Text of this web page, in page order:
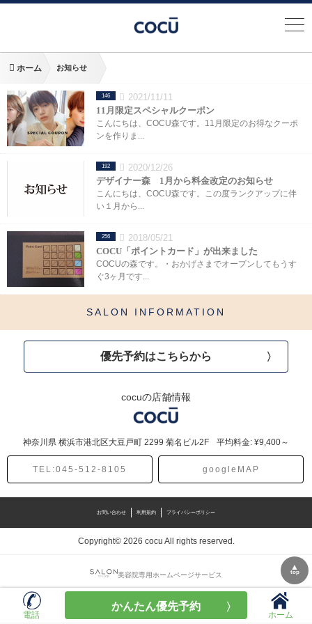
ホーム お知らせ
146
2021/11/11
11月限定スペシャルクーポン
こんにちは、COCU森です。11月限定のお得なクーポ
ンを作りま...
192
2020/12/26
デザイナー森 1月から料金改定のお知らせ
こんにちは、COCU森です。この度ランクアップに伴
い１月から...
256
2018/05/21
COCU「ポイントカード」が出来ました
COCUの森です。・おかげさまでオープンしてもうす
ぐ3ヶ月です...
SALON INFORMATION
優先予約はこちらから
cocuの店舗情報
神奈川県 横浜市港北区大豆戸町 2299 菊名ビル2F 平均料金: ¥9,400～
TEL:045-512-8105 googleMAP
お問い合わせ 利用規約 プライバシーポリシー
Copyright© 2026 cocu All rights reserved.
美容院専用ホームページサービス
▲
top
電話
かんたん優先予約
ホーム